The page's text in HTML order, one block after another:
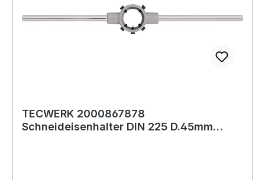
TECWERK 2000867878
Schneideisenhalter DIN 225 D.45mm